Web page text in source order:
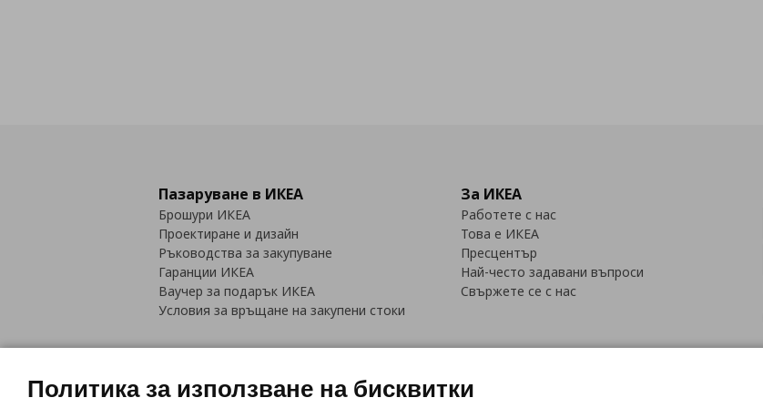
Пазаруване в ИКЕА
Брошури ИКЕА
Проектиране и дизайн
Ръководства за закупуване
Гаранции ИКЕА
Ваучер за подарък ИКЕА
Условия за връщане на закупени стоки
За ИКЕА
Работете с нас
Това е ИКЕА
Пресцентър
Най-често задавани въпроси
Свържете се с нас
Политика за използване на бисквитки